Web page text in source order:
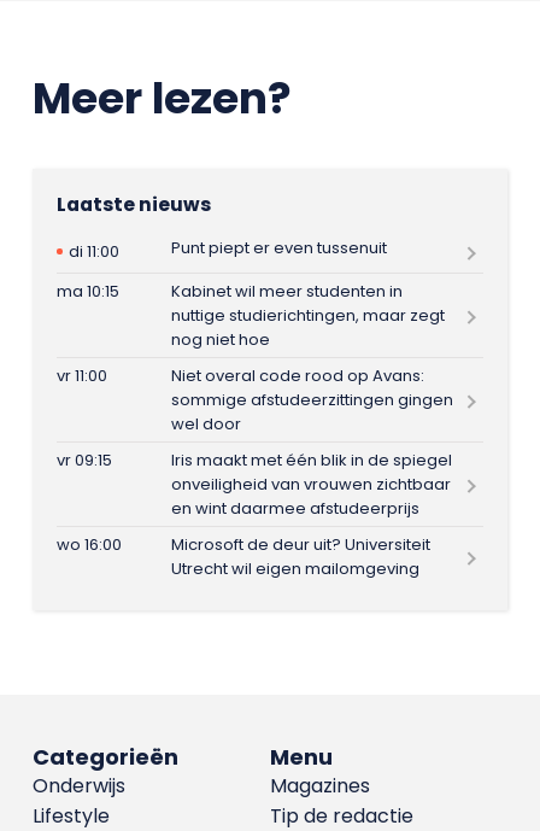
Meer lezen?
Laatste nieuws
di 11:00
Punt piept er even tussenuit
ma 10:15
Kabinet wil meer studenten in
nuttige studierichtingen, maar zegt
nog niet hoe
vr 11:00
Niet overal code rood op Avans:
sommige afstudeerzittingen gingen
wel door
vr 09:15
Iris maakt met één blik in de spiegel
onveiligheid van vrouwen zichtbaar
en wint daarmee afstudeerprijs
wo 16:00
Microsoft de deur uit? Universiteit
Utrecht wil eigen mailomgeving
Menu
Magazines
Tip de redactie
Categorieën
Onderwijs
Lifestyle